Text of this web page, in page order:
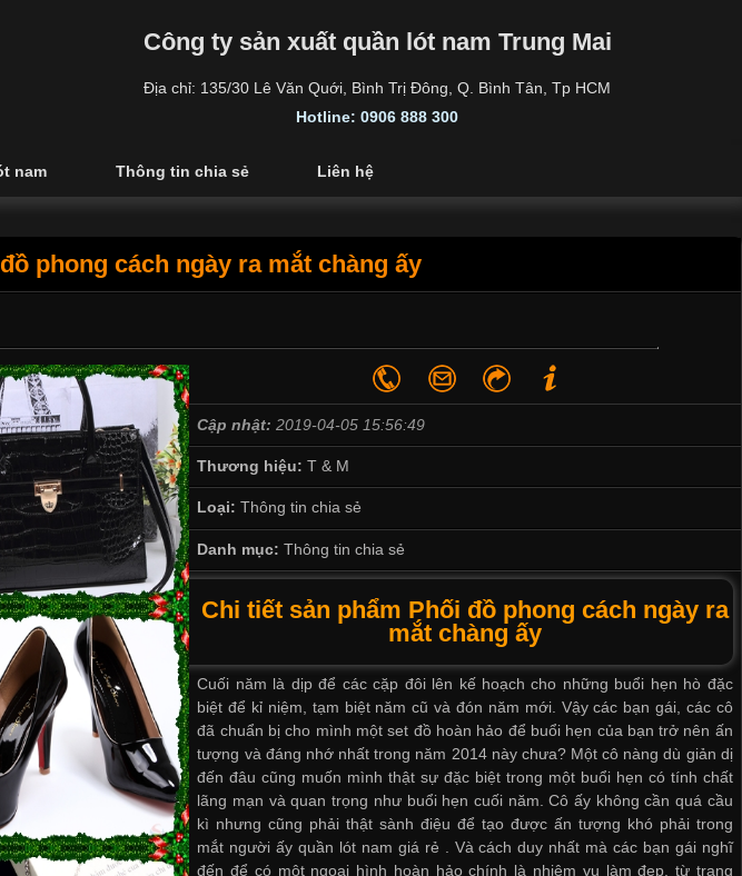
Công ty sản xuất quần lót nam Trung Mai
Địa chỉ: 135/30 Lê Văn Quới, Bình Trị Đông, Q. Bình Tân, Tp HCM
Hotline: 0906 888 300
nam Thông tin chia sẻ Liên hệ
phong cách ngày ra mắt chàng ấy
Cập nhật: 2019-04-05 15:56:49
Thương hiệu:T & M
Loại: Thông tin chia sẻ
Danh mục: Thông tin chia sẻ
Chi tiết sản phẩm Phối đồ phong cách ngày ra
mắt chàng ấy
Cuối năm là dịp để các cặp đôi lên kế hoạch cho những buổi hẹn hò đặc
biệt để kỉ niệm, tạm biệt năm cũ và đón năm mới. Vậy các bạn gái, các cô
đã chuẩn bị cho mình một set đồ hoàn hảo để buổi hẹn của bạn trở nên ấn
tượng và đáng nhớ nhất trong năm 2014 này chưa? Một cô nàng dù giản dị
đến đâu cũng muốn mình thật sự đặc biệt trong một buổi hẹn có tính chất
lãng mạn và quan trọng như buổi hẹn cuối năm. Cô ấy không cần quá cầu
kì nhưng cũng phải thật sành điệu để tạo được ấn tượng khó phải trong
mắt người ấyquần lót nam giá rẻ . Và cách duy nhất mà các bạn gái nghĩ
đến để có một ngoại hình hoàn hảo chính là nhiệm vụ làm đẹp, từ trang